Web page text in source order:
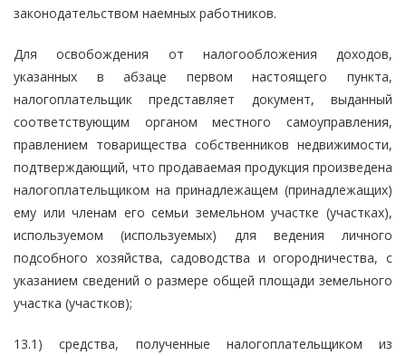
законодательством наемных работников.
Для освобождения от налогообложения доходов,
указанных в абзаце первом настоящего пункта,
налогоплательщик представляет документ, выданный
соответствующим органом местного самоуправления,
правлением товарищества собственников недвижимости,
подтверждающий, что продаваемая продукция произведена
налогоплательщиком на принадлежащем (принадлежащих)
ему или членам его семьи земельном участке (участках),
используемом (используемых) для ведения личного
подсобного хозяйства, садоводства и огородничества, с
указанием сведений о размере общей площади земельного
участка (участков);
13.1) средства, полученные налогоплательщиком из